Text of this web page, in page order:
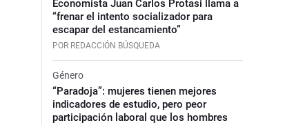
Economista Juan Carlos Protasi llama a
“frenar el intento socializador para
escapar del estancamiento”
POR REDACCIÓN BÚSQUEDA
Género
“Paradoja”: mujeres tienen mejores
indicadores de estudio, pero peor
participación laboral que los hombres